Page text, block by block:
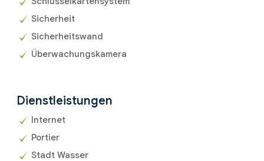
Sicherheit
Sicherheitswand
Überwachungskamera
Dienstleistungen
Internet
Portier
Stadt Wasser